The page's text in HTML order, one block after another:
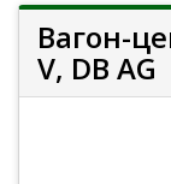
Вагон-
V, DB AG